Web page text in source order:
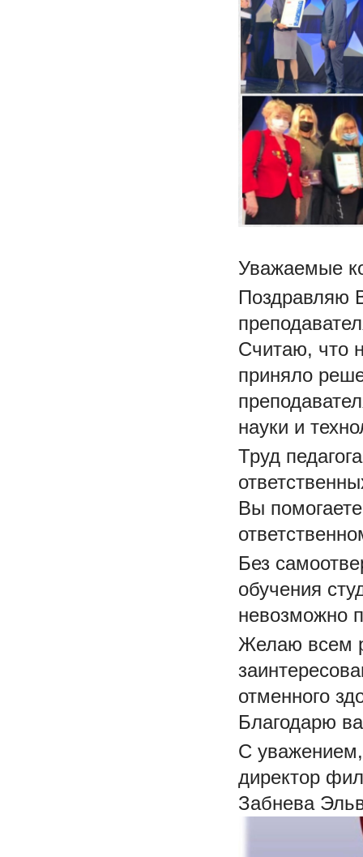
Уважаемые
Поздравляю
Считаю, что
приняло
науки и
Труд
Вы
Без
обучения
невозможно
Желаю всем
отменного
Благодарю
С уважением,
директор
Забнева